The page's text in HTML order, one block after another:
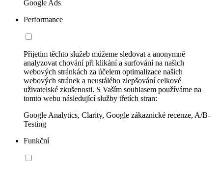
Google Ads
Performance
Přijetím těchto služeb můžeme sledovat a anonymně
analyzovat chování při klikání a surfování na našich
webových stránkách za účelem optimalizace našich
webových stránek a neustálého zlepšování celkové
uživatelské zkušenosti. S Vaším souhlasem používáme na
tomto webu následující služby třetích stran:
Google Analytics, Clarity, Google zákaznické recenze, A/B-
Testing
Funkční